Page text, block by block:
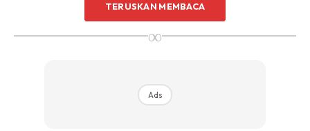
TERUSKAN MEMBACA
∞
Ads